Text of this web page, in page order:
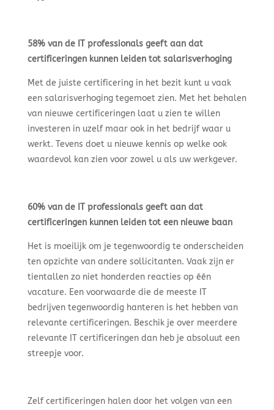
58% van de IT professionals geeft aan dat
certificeringen kunnen leiden tot salarisverhoging
Met de juiste certificering in het bezit kunt u vaak
een salarisverhoging tegemoet zien. Met het behalen
van nieuwe certificeringen laat u zien te willen
investeren in uzelf maar ook in het bedrijf waar u
werkt. Tevens doet u nieuwe kennis op welke ook
waardevol kan zien voor zowel u als uw werkgever.
60% van de IT professionals geeft aan dat
certificeringen kunnen leiden tot een nieuwe baan
Het is moeilijk om je tegenwoordig te onderscheiden
ten opzichte van andere sollicitanten. Vaak zijn er
tientallen zo niet honderden reacties op één
vacature. Een voorwaarde die de meeste IT
bedrijven tegenwoordig hanteren is het hebben van
relevante certificeringen. Beschik je over meerdere
relevante IT certificeringen dan heb je absoluut een
streepje voor.
Zelf certificeringen halen door het volgen van een